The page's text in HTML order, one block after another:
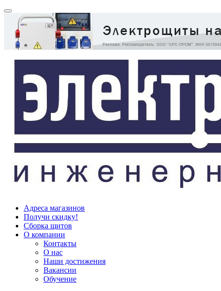
Адреса магазинов
Получи скидку!
Сборка щитов
О компании
Контакты
О нас
Наши достижения
Вакансии
Обучение